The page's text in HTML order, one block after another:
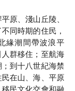
原、淺山丘陵、
同時期的住民，
緣潮間帶波浪平
群移住；至航海
到十八世紀海禁
在山、海、平原